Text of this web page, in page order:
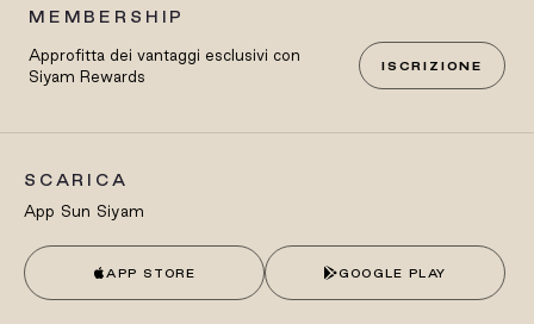
MEMBERSHIP
Approfitta dei vantaggi esclusivi con
Siyam Rewards
ISCRIZIONE
SCARICA
App Sun Siyam
APP STORE GOOGLE PLAY